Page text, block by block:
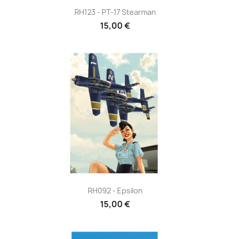
RH123 - PT-17 Stearman
15,00 €
RH092 - Epsilon
15,00 €